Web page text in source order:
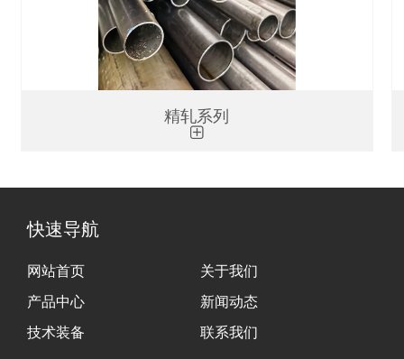
精轧系列
快速导航
网站首页
关于我们
产品中心
新闻动态
技术装备
联系我们